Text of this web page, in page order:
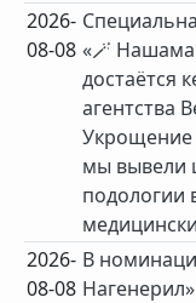
2026-
08-08 «🪄
достаётся
агентства
Укрощение
мы вывели
подологии
2026-
08-08
В